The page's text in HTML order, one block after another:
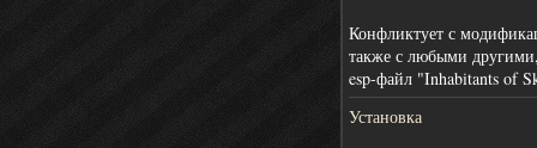
Конфликтует с
также с любыми
esp-файл "Inhabitants of
Установка